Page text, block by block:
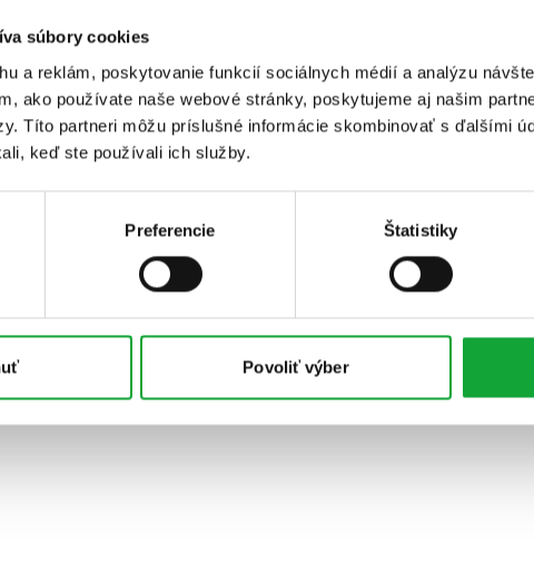
súbory cookies
a reklám, poskytovanie funkcií sociálnych médií a analýzu
ako používate naše webové stránky, poskytujeme aj našim
Títo partneri môžu príslušné informácie skombinovať s ďalšími
keď ste používali ich služby.
Preferencie Štatistiky
Povoliť výber